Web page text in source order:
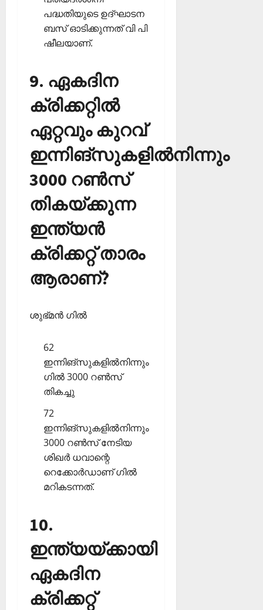
പദ്ധതിയുടെ ഉദ്ഘാടന
ബസ് ഓടിക്കുന്നത് വി പി
ഷീലയാണ്.
9. ഏകദിന
ക്രിക്കറ്റില്‍
ഏറ്റവും കുറവ്
ഇന്നിങ്‌സുകളില്‍നിന്നും
3000 റണ്‍സ്
തികയ്ക്കുന്ന
ഇന്ത്യന്‍
ക്രിക്കറ്റ് താരം
ആരാണ്?
ശുഭ്മന്‍ ഗില്‍
62
ഇന്നിങ്‌സുകളില്‍നിന്നും
ഗില്‍ 3000 റണ്‍സ്
തികച്ചു
72
ഇന്നിങ്‌സുകളില്‍നിന്നും
3000 റണ്‍സ് നേടിയ
ശിഖര്‍ ധവാന്റെ
റെക്കോര്‍ഡാണ് ഗില്‍
മറികടന്നത്.
10.
ഇന്ത്യയ്ക്കായി
ഏകദിന
ക്രിക്കറ്റ്